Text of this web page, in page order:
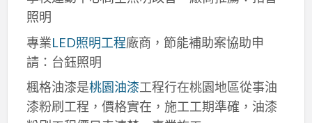
照明
專業LED照明工程廠商，節能補助案協助申
請：台鈺照明
楓格油漆是桃園油漆工程行在桃園地區從事油
漆粉刷工程，價格實在，施工工期準確，油漆